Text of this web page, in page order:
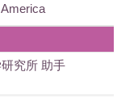
究所 助手